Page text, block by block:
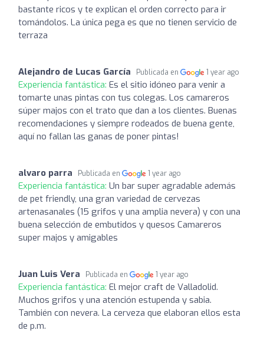
bastante ricos y te explican el orden correcto para ir
tomándolos. La única pega es que no tienen servicio de
terraza
Alejandro de Lucas García Publicada en 1 year ago
Experiencia fantástica: Es el sitio idóneo para venir a
tomarte unas pintas con tus colegas. Los camareros
súper majos con el trato que dan a los clientes. Buenas
recomendaciones y siempre rodeados de buena gente,
aquí no fallan las ganas de poner pintas!
alvaro parra Publicada en 1 year ago
Experiencia fantástica: Un bar super agradable además
de pet friendly, una gran variedad de cervezas
artenasanales (15 grifos y una amplia nevera) y con una
buena selección de embutidos y quesos Camareros
super majos y amigables
Juan Luis Vera Publicada en 1 year ago
Experiencia fantástica: El mejor craft de Valladolid.
Muchos grifos y una atención estupenda y sabia.
También con nevera. La cerveza que elaboran ellos esta
de p.m.